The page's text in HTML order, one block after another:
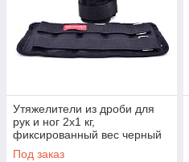
Утяжелители из дроби для
рук и ног 2х1 кг,
фиксированный вес черный
Под заказ